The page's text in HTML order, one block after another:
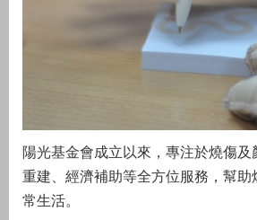
陽光基金會成立以來，專注於燒傷
重建、經濟補助等全方位服務，幫
常生活。